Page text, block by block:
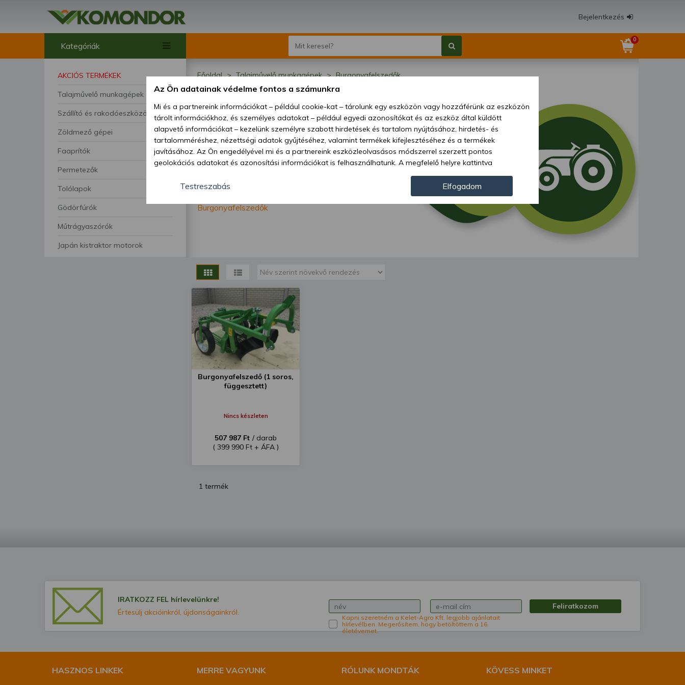
Bejelentkezés
Kategóriák
AKCIÓS TERMÉKEK
Talajművelő munkagépek
Szállító és rakodóeszközök
Zöldmező gépei
Faaprítók
Permetezők
Tolólapok
Gödörfúrók
Műtrágyaszórók
Japán kistraktor motorok
0
Főoldal Talajművelő munkagépek Burgonyafelszedők
Burgonyafelszedők
Burgonyafelszedők
Burgonyafelszedő (1 soros,
függesztett)
Nincs készleten
507 987 Ft / darab
( 399 990 Ft + ÁFA )
1 termék
IRATKOZZ FEL hírlevelünkre!
Értesülj akcióinkról, újdonságainkról.
Kapni szeretném a Kelet-Agro Kft. legjobb ajánlatait
hírlevélben. Megerősítem, hogy betöltöttem a 16.
életévemet.
Feliratkozom
HASZNOS LINKEK MERRE VAGYUNK RÓLUNK MONDTÁK KÖVESS MINKET
Az Ön adatainak védelme fontos a számunkra
Mi és a partnereink információkat – például cookie-kat – tárolunk egy eszközön vagy hozzáférünk az eszközön
tárolt információkhoz, és személyes adatokat – például egyedi azonosítókat és az eszköz által küldött
alapvető információkat – kezelünk személyre szabott hirdetések és tartalom nyújtásához, hirdetés- és
tartalomméréshez, nézettségi adatok gyűjtéséhez, valamint termékek kifejlesztéséhez és a termékek
javításához. Az Ön engedélyével mi és a partnereink eszközleolvasásos módszerrel szerzett pontos
geolokációs adatokat és azonosítási információkat is felhasználhatunk. A megfelelő helyre kattintva
hozzájárulhat ahhoz, hogy mi és a partnereink a fent leírtak szerint adatkezelést végezzünk. Másik
lehetőségként a hozzájárulás megadása vagy elutasítása előtt részletesebb információkhoz juthat, és
megváltoztathatja beállításait. Felhívjuk figyelmét, hogy személyes adatainak bizonyos kezeléséhez nem
feltétlenül szükséges az Ön hozzájárulása, de jogában áll tiltakozni az ilyen jellegű adatkezelés ellen. A
beállításai csak erre a weboldalra érvényesek. Erre a webhelyre visszatérve vagy az adatvédelmi szabályzatunk
Testreszabás Elfogadom